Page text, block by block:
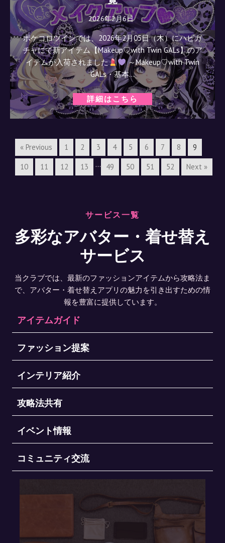
2026年2月6日
ポケコロツインでは、2026年2月05日（木）にハピガ
チャにて新アイテム【Makeup♡with Twin GALs】のア
イテムが入荷されました
～Makeup♡with Twin
GALs・基本…
詳細はこちら
« Previous 1 2 3 4 5 6 7 8 9
10 11 12 13 … 49 50 51 52 Next »
サービス一覧
多彩なアバター・着せ替え
サービス
当クラブでは、最新のファッションアイテムから攻略法ま
で、アバター・着せ替えアプリの魅力を引き出すための情
報を豊富に提供しています。
アイテムガイド
ファッション提案
インテリア紹介
攻略法共有
イベント情報
コミュニティ交流